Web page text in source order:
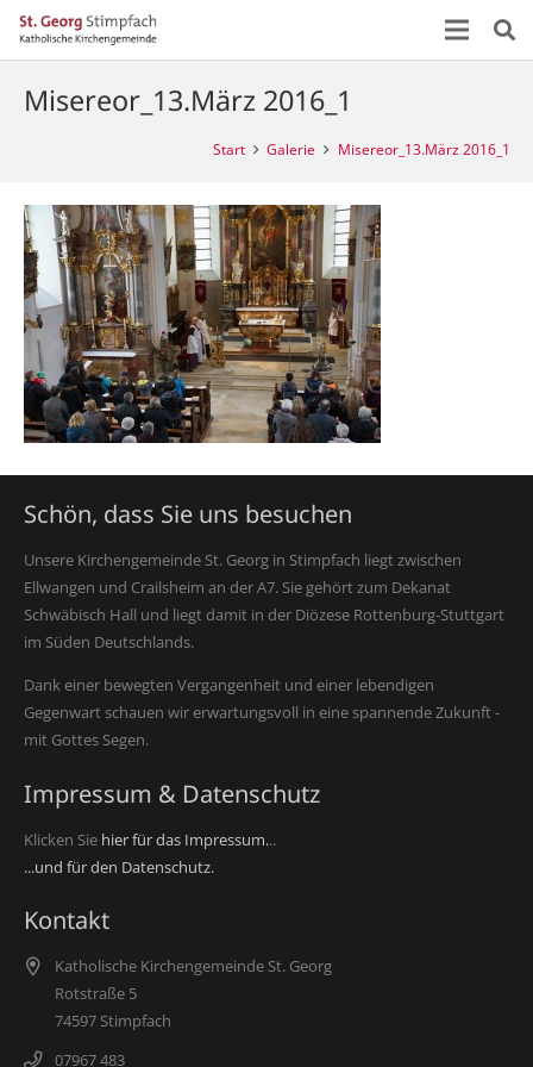
Misereor_13.März 2016_1
Start Galerie Misereor_13.März 2016_1
Schön, dass Sie uns besuchen
Unsere Kirchengemeinde St. Georg in Stimpfach liegt zwischen
Ellwangen und Crailsheim an der A7. Sie gehört zum Dekanat
Schwäbisch Hall und liegt damit in der Diözese Rottenburg-Stuttgart
im Süden Deutschlands.
Dank einer bewegten Vergangenheit und einer lebendigen
Gegenwart schauen wir erwartungsvoll in eine spannende Zukunft -
mit Gottes Segen.
Impressum & Datenschutz
Klicken Sie hier für das Impressum...
...und für den Datenschutz.
Kontakt
Katholische Kirchengemeinde St. Georg
Rotstraße 5
74597 Stimpfach
07967 483